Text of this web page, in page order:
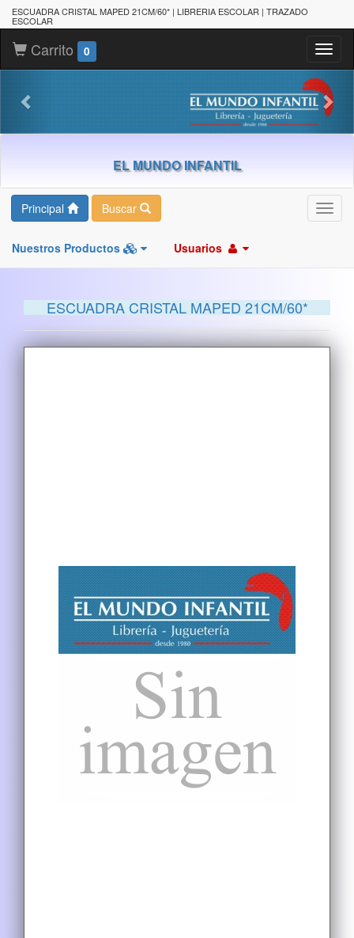
ESCUADRA CRISTAL MAPED 21CM/60* | LIBRERIA ESCOLAR | TRAZADO
ESCOLAR
Carrito 0
EL MUNDO INFANTIL
Principal Buscar
Nuestros Productos Usuarios
ESCUADRA CRISTAL MAPED 21CM/60*